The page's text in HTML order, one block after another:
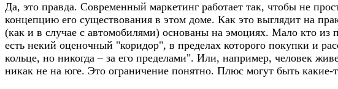
Да, это правда. Современный маркетинг работает так, чтобы не
концепцию его существования в этом доме. Как это выглядит на
(как и в случае с автомобилями) основаны на эмоциях. Мало кто из
есть некий оценочный "коридор", в пределах которого покупки и
кольце, но никогда – за его пределами". Или, например, человек
никак не на юге. Это ограничение понятно. Плюс могут быть какие-